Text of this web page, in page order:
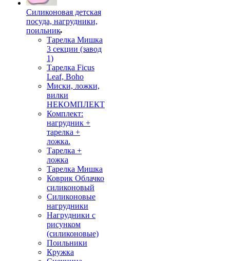
Силиконовая детская
посуда, нагрудники,
поильник
Тарелка Мишка
3 секции (завод
1)
Тарелка Ficus
Leaf, Boho
Миски, ложки,
вилки
НЕКОМПЛЕКТ
Комплект:
нагрудник +
тарелка +
ложка.
Тарелка +
ложка
Тарелка Мишка
Коврик Облачко
силиконовый
Силиконовые
нагрудники
Нагрудники с
рисунком
(силиконовые)
Поильники
Кружка